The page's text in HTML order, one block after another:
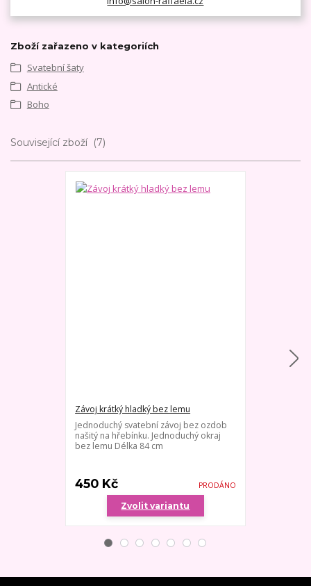
Zboží zařazeno v kategoriích
Svatební šaty
Antické
Boho
Související zboží 7
Závoj krátký hladký bez lemu
Jednoduchý svatební závoj bez ozdob
našitý na hřebínku. Jednoduchý okraj
bez lemu Délka 84 cm
450 Kč PRODÁNO
Zvolit variantu